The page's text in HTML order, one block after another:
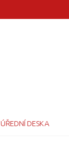
ÚŘEDNÍ DESKA